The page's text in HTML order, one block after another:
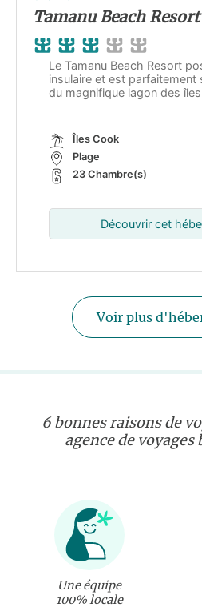
Tamanu Beach Resort
Le Tamanu Beach Resort
insulaire et est parfaitement
du magnifique lagon des
Îles Cook
Plage
23 Chambre(s)
Découvrir cet
Voir plus
6 bonnes raisons de
agence de voyages
Une équipe
100% locale